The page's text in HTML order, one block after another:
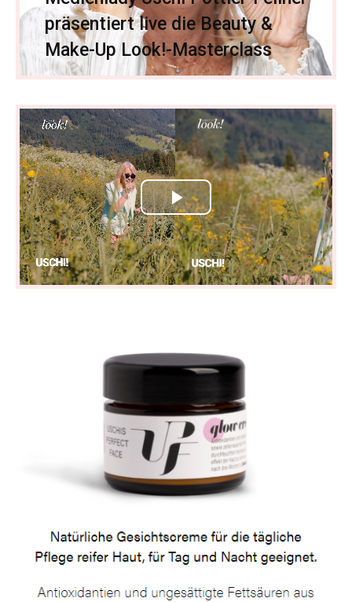
präsentiert live die Beauty &
Make-Up Look!-Masterclass